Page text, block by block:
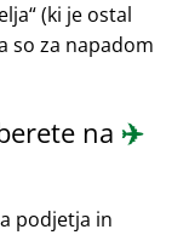
(ki je ostal
so za napadom
na ✈️
podjetja in